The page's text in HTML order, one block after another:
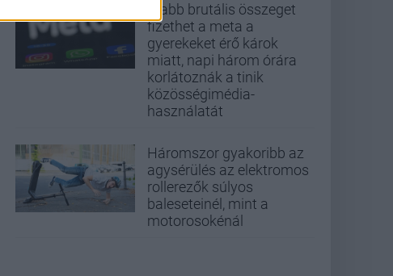
Újabb brutális összeget
fizethet a meta a
gyerekeket érő károk
miatt, napi három órára
korlátoznák a tinik
közösségimédia-
használatát
Háromszor gyakoribb az
agysérülés az elektromos
rollerezők súlyos
baleseteinél, mint a
motorosokénál